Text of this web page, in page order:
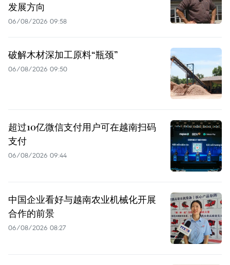
发展方向
06/08/2026 09:58
破解木材深加工原料“瓶颈”
06/08/2026 09:50
超过10亿微信支付用户可在越南扫码
支付
06/08/2026 09:44
中国企业看好与越南农业机械化开展
合作的前景
06/08/2026 08:27